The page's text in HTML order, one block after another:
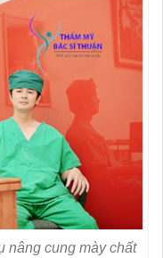
nâng cung mày chất